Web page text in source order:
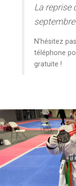
La reprise
N'hésitez
téléphone
gratuite !